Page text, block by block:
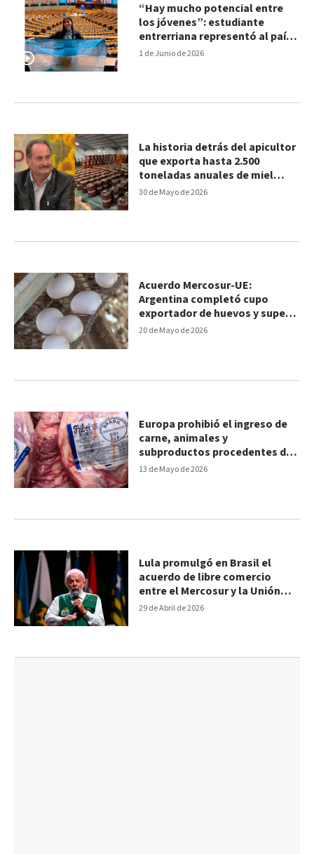
1 de Junio de 2026
“Hay mucho potencial entre
los jóvenes”: estudiante
entrerriana representó al país
ante instituciones de la Unión
30 de Mayo de 2026
La historia detrás del apicultor
que exporta hasta 2.500
toneladas anuales de miel
entrerriana
20 de Mayo de 2026
Acuerdo Mercosur-UE:
Argentina completó cupo
exportador de huevos y superó
las 330 toneladas
13 de Mayo de 2026
Europa prohibió el ingreso de
carne, animales y
subproductos procedentes de
Brasil
29 de Abril de 2026
Lula promulgó en Brasil el
acuerdo de libre comercio
entre el Mercosur y la Unión
Europea